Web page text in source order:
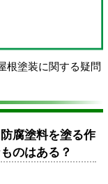
根塗装に関する疑問
腐塗料を塗る作
のはある？